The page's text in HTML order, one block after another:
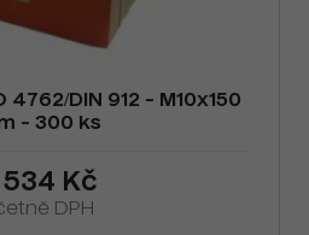
DIN 912 - M10x150
- 300 ks
534 Kč
DPH